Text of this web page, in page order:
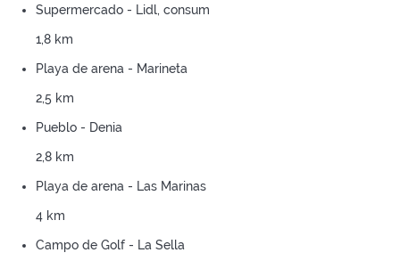
Supermercado - Lidl, consum
1,8 km
Playa de arena - Marineta
2,5 km
Pueblo - Denia
2,8 km
Playa de arena - Las Marinas
4 km
Campo de Golf - La Sella